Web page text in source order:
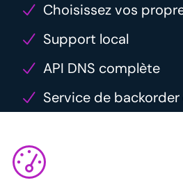
Choisissez vos
Support local
API DNS complète
Service de